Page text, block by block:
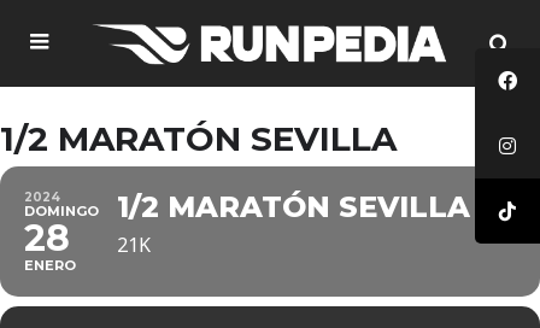
1/2 MARATÓN SEVILLA
2024
DOMINGO
28
ENERO
1/2 MARATÓN SEVILLA
21K